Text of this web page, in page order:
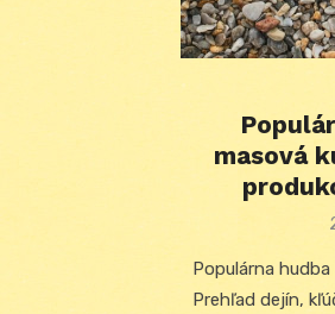
masová
Populárna
Prehľad dejín,